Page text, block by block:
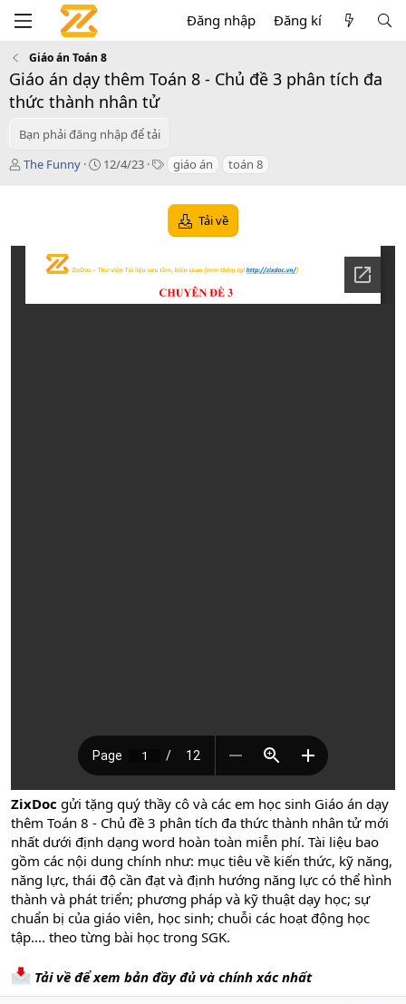
Đăng nhập Đăng kí
Giáo án Toán 8
Giáo án dạy thêm Toán 8 - Chủ đề 3 phân tích đa
thức thành nhân tử
Bạn phải đăng nhập để tải
T
ả
The Funny
C
n
12/4/23
T
s
giáo án toán 8
Tải về
ZixDoc gửi tặng quý thầy cô và các em học sinh Giáo án dạy
thêm Toán 8 - Chủ đề 3 phân tích đa thức thành nhân tử mới
nhất dưới định dạng word hoàn toàn miễn phí. Tài liệu bao
gồm các nội dung chính như: mục tiêu về kiến thức, kỹ năng,
năng lực, thái độ cần đạt và định hướng năng lực có thể hình
thành và phát triển; phương pháp và kỹ thuật dạy học; sự
chuẩn bị của giáo viên, học sinh; chuỗi các hoạt động học
tập.... theo từng bài học trong SGK.
Tải về để xem bản đầy đủ và chính xác nhất